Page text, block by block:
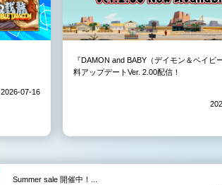
2026-07-16
『DAMON and BABY（デイモン＆ベイビ
料アップデートVer. 2.00配信！
Summer sale 開催中！...